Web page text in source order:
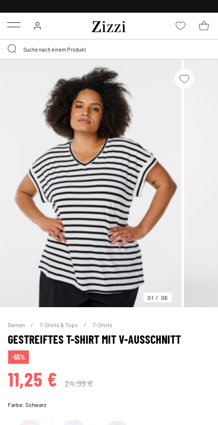
Menu
01 06
Damen T-Shirts & Tops T-Shirts
GESTREIFTES T-SHIRT MIT V-AUSSCHNITT
-55%
11,25 € 24,99 €
Farbe:Schwarz